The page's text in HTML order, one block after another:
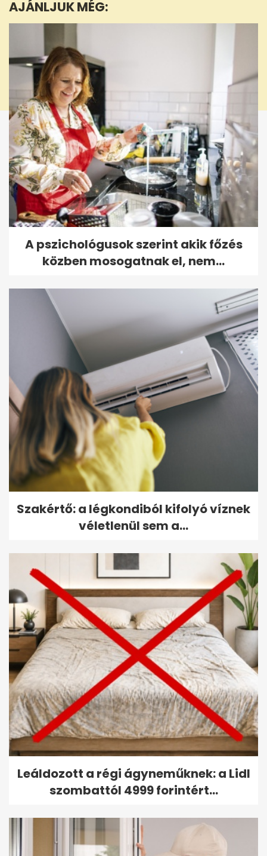
20
seconds
AJÁNLJUK MÉG:
A pszichológusok szerint akik főzés
közben mosogatnak el, nem...
Szakértő: a légkondiból kifolyó víznek
véletlenül sem a...
Leáldozott a régi ágyneműknek: a Lidl
szombattól 4999 forintért...